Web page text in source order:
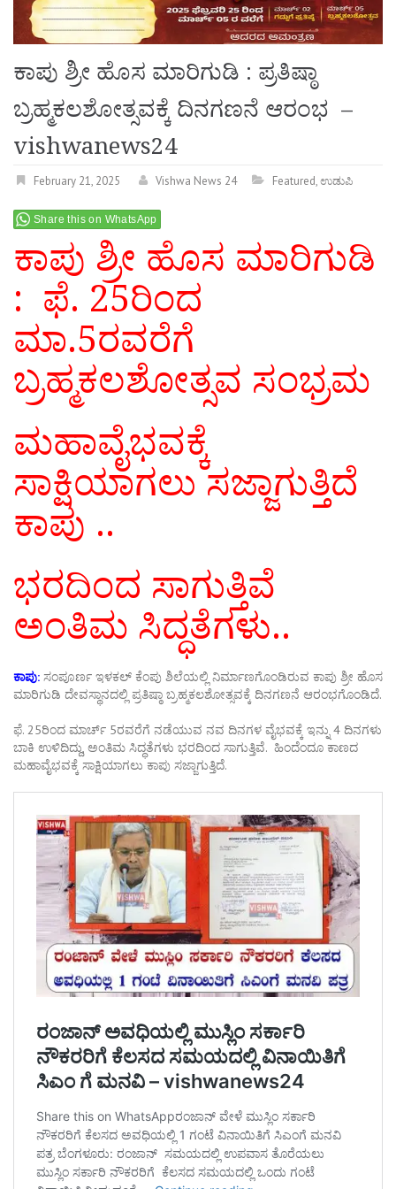
ಕಾಪು ಶ್ರೀ ಹೊಸ ಮಾರಿಗುಡಿ : ಪ್ರತಿಷ್ಠಾ
ಬ್ರಹ್ಮಕಲಶೋತ್ಸವಕ್ಕೆ ದಿನಗಣನೆ ಆರಂಭ –
vishwanews24
February 21, 2025 Vishwa News 24 Featured,ಉಡುಪಿ
Share this on WhatsApp
ಕಾಪು ಶ್ರೀ ಹೊಸ ಮಾರಿಗುಡಿ
: ಫೆ. 25ರಿಂದ
ಮಾ.5ರವರೆಗೆ
ಬ್ರಹ್ಮಕಲಶೋತ್ಸವ ಸಂಭ್ರಮ
ಮಹಾವೈಭವಕ್ಕೆ
ಸಾಕ್ಷಿಯಾಗಲು ಸಜ್ಜಾಗುತ್ತಿದೆ
ಕಾಪು ..
ಭರದಿಂದ ಸಾಗುತ್ತಿವೆ
ಅಂತಿಮ ಸಿದ್ಧತೆಗಳು..
ಕಾಪು: ಸಂಪೂರ್ಣ ಇಳಕಲ್‌ ಕೆಂಪು ಶಿಲೆಯಲ್ಲಿ ನಿರ್ಮಾಣಗೊಂಡಿರುವ ಕಾಪು ಶ್ರೀ ಹೊಸ
ಮಾರಿಗುಡಿ ದೇವಸ್ಥಾನದಲ್ಲಿ ಪ್ರತಿಷ್ಠಾ ಬ್ರಹ್ಮಕಲಶೋತ್ಸವಕ್ಕೆ ದಿನಗಣನೆ ಆರಂಭಗೊಂಡಿದೆ.
ಫೆ. 25ರಿಂದ ಮಾರ್ಚ್‌ 5ರವರೆಗೆ ನಡೆಯುವ ನವ ದಿನಗಳ ವೈಭವಕ್ಕೆ ಇನ್ನು 4 ದಿನಗಳು
ಬಾಕಿ ಉಳಿದಿದ್ದು, ಅಂತಿಮ ಸಿದ್ಧತೆಗಳು ಭರದಿಂದ ಸಾಗುತ್ತಿವೆ. ಹಿಂದೆಂದೂ ಕಾಣದ
ಮಹಾವೈಭವಕ್ಕೆ ಸಾಕ್ಷಿಯಾಗಲು ಕಾಪು ಸಜ್ಜಾಗುತ್ತಿದೆ.